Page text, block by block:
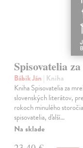
Spisovatelia
Bábik Ján | Kniha
Kniha Spisovatelia za
slovenských literátov,
rokoch minulého
spisovatelia, ďalší…
Na sklade